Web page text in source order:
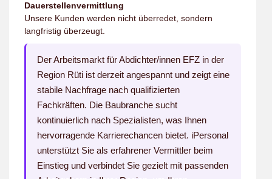
Dauerstellenvermittlung
Unsere Kunden werden nicht überredet, sondern
langfristig überzeugt.
Der Arbeitsmarkt für Abdichter/innen EFZ in der
Region Rüti ist derzeit angespannt und zeigt eine
stabile Nachfrage nach qualifizierten
Fachkräften. Die Baubranche sucht
kontinuierlich nach Spezialisten, was Ihnen
hervorragende Karrierechancen bietet. iPersonal
unterstützt Sie als erfahrener Vermittler beim
Einstieg und verbindet Sie gezielt mit passenden